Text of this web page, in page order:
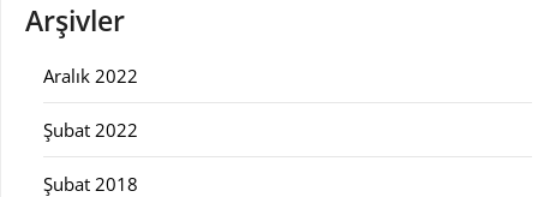
Arşivler
Aralık 2022
Şubat 2022
Şubat 2018